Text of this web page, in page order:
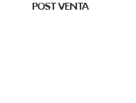
POST VENTA